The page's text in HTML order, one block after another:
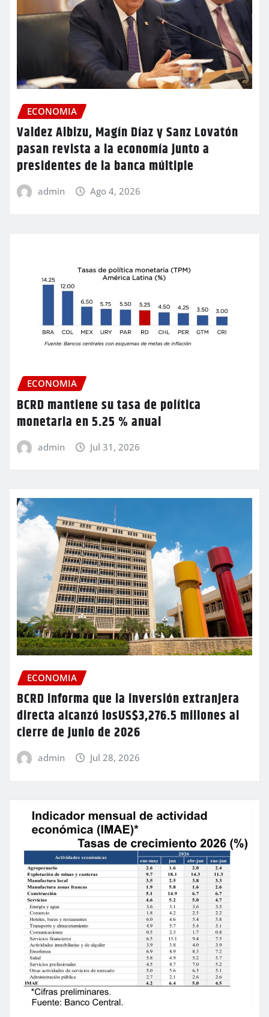
ECONOMIA
Valdez Albizu, Magín Díaz y Sanz Lovatón
pasan revista a la economía junto a
presidentes de la banca múltiple
admin Ago 4, 2026
ECONOMIA
BCRD mantiene su tasa de política
monetaria en 5.25 % anual
admin Jul 31, 2026
ECONOMIA
BCRD informa que la inversión extranjera
directa alcanzó losUS$3,276.5 millones al
cierre de junio de 2026
admin Jul 28, 2026